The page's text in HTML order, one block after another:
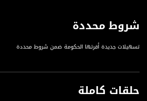
شروط محددة
تسهيلات جديدة أقرتها الحكومة ضمن شروط محددة
حلقات كاملة